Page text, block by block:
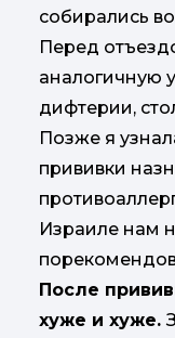
собирались
Перед
аналогичную
дифтерии,
Позже я
прививки
Израиле нам
После
хуже и хуже.